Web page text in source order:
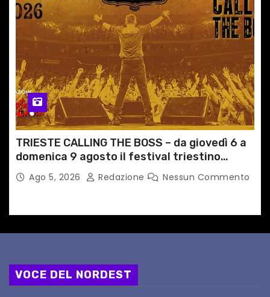
TRIESTE CALLING THE BOSS – da giovedì 6 a
domenica 9 agosto il festival triestino
dedicato a Springsteen
Ago 5, 2026 Redazione Nessun Commento
VOCE DEL NORDEST